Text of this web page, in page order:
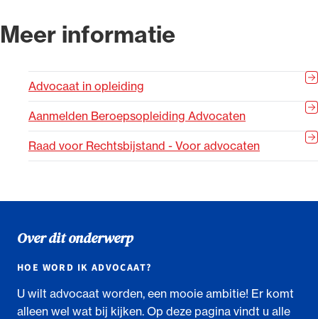
Meer informatie
Advocaat in opleiding
Aanmelden Beroepsopleiding Advocaten
Raad voor Rechtsbijstand - Voor advocaten
Over dit onderwerp
HOE WORD IK ADVOCAAT?
U wilt advocaat worden, een mooie ambitie! Er komt
alleen wel wat bij kijken. Op deze pagina vindt u alle